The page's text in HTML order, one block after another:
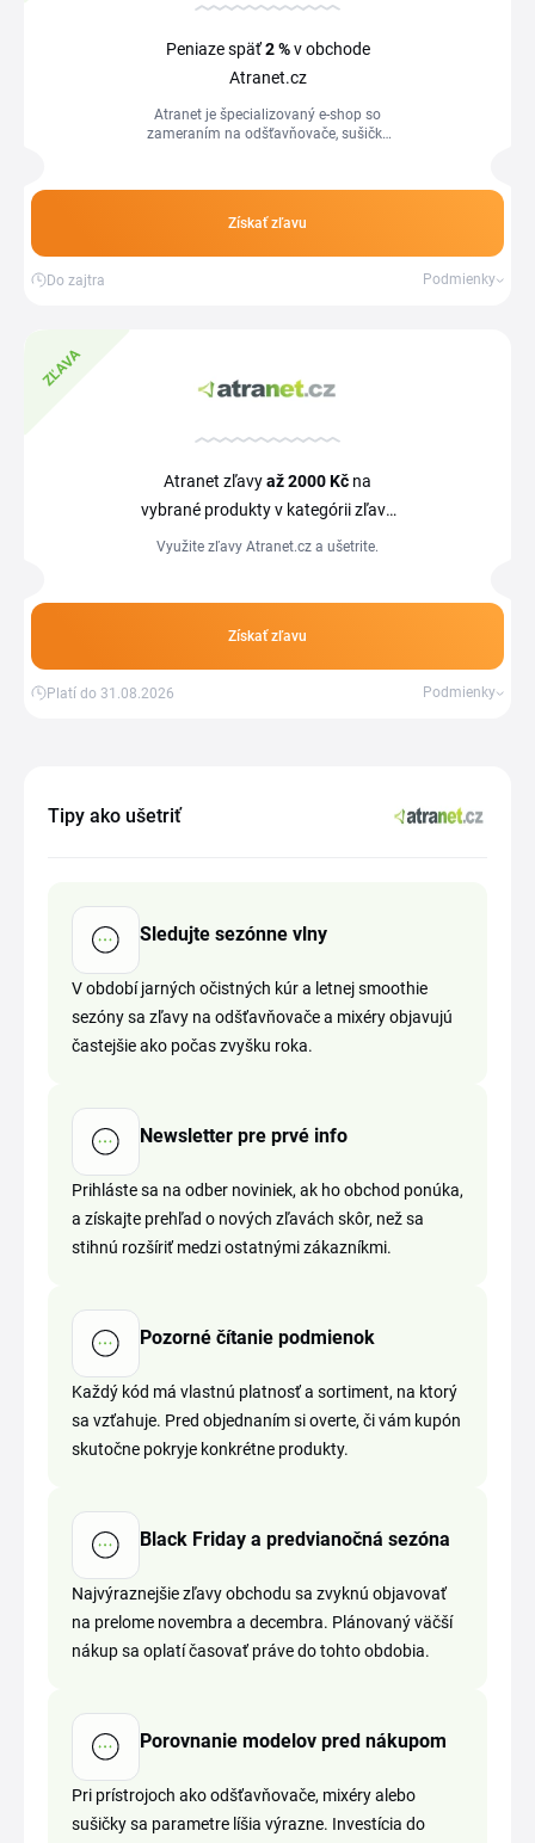
vybrať kupón, ktorý zodpovedá vášmu nákupu, skopírovať
Atranet má vlastné podmienky platnosti a sortimentu, preto
Peniaze späť2 %v obchode
Atranet.cz
Atranet je špecializovaný e-shop so
zameraním na odšťavňovače, sušičky
Získať zľavu
Do zajtra Podmienky
ZĽAVA
Atranet zľavyaž 2000 Kč na
vybrané produkty v kategórii zľavy
a akčné ceny
Využite zľavy Atranet.cz a ušetrite.
Získať zľavu
Platí do 31.08.2026 Podmienky
Tipy ako ušetriť
Sledujte sezónne vlny
V období jarných očistných kúr a letnej smoothie
sezóny sa zľavy na odšťavňovače a mixéry objavujú
častejšie ako počas zvyšku roka.
Newsletter pre prvé info
Prihláste sa na odber noviniek, ak ho obchod ponúka,
a získajte prehľad o nových zľavách skôr, než sa
stihnú rozšíriť medzi ostatnými zákazníkmi.
Pozorné čítanie podmienok
Každý kód má vlastnú platnosť a sortiment, na ktorý
sa vzťahuje. Pred objednaním si overte, či vám kupón
skutočne pokryje konkrétne produkty.
Black Friday a predvianočná sezóna
Najvýraznejšie zľavy obchodu sa zvyknú objavovať
na prelome novembra a decembra. Plánovaný väčší
nákup sa oplatí časovať práve do tohto obdobia.
Porovnanie modelov pred nákupom
Pri prístrojoch ako odšťavňovače, mixéry alebo
sušičky sa parametre líšia výrazne. Investícia do